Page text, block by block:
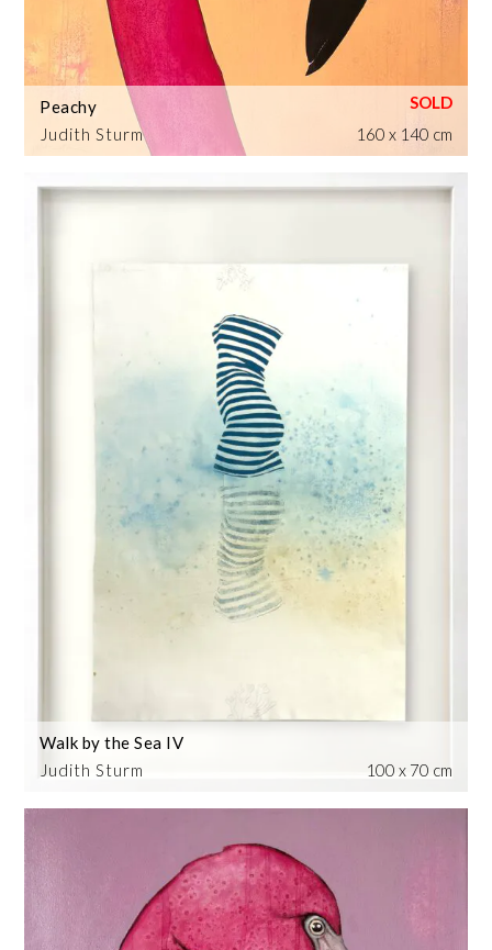
Judith Sturm
Peachy
160 x 140 cm
Judith Sturm
Walk by the Sea IV
100 x 70 cm